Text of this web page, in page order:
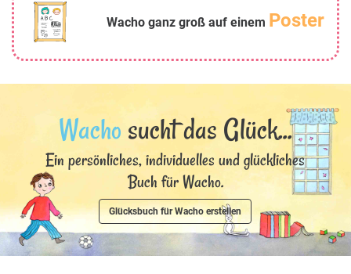
Wacho ganz groß auf einem Poster
Wacho sucht das Glück...
Ein persönliches, individuelles und glückliches
Buch für Wacho.
Glücksbuch für Wacho erstellen